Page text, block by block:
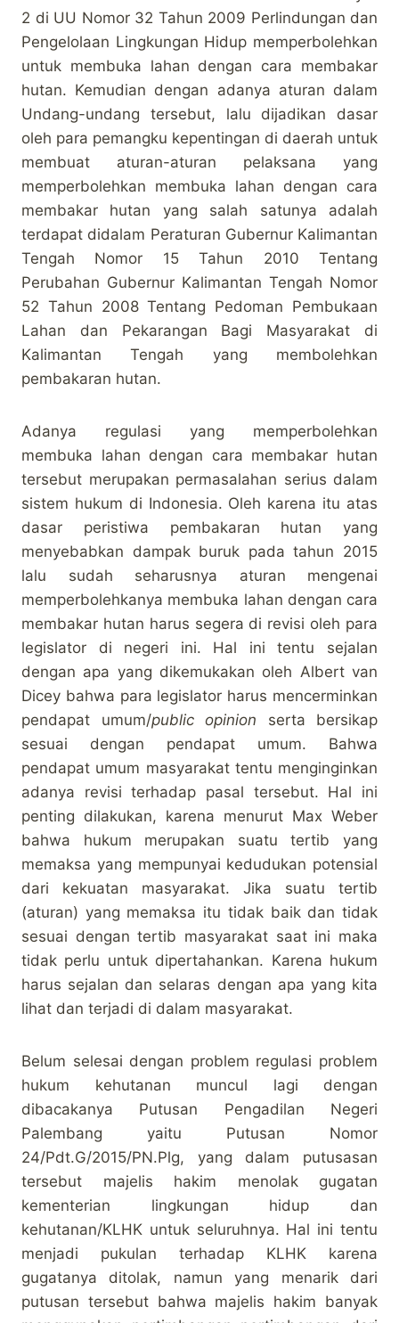
2 di UU Nomor 32 Tahun 2009 Perlindungan dan
Pengelolaan Lingkungan Hidup memperbolehkan
untuk membuka lahan dengan cara membakar
hutan. Kemudian dengan adanya aturan dalam
Undang-undang tersebut, lalu dijadikan dasar
oleh para pemangku kepentingan di daerah untuk
membuat aturan-aturan pelaksana yang
memperbolehkan membuka lahan dengan cara
membakar hutan yang salah satunya adalah
terdapat didalam Peraturan Gubernur Kalimantan
Tengah Nomor 15 Tahun 2010 Tentang
Perubahan Gubernur Kalimantan Tengah Nomor
52 Tahun 2008 Tentang Pedoman Pembukaan
Lahan dan Pekarangan Bagi Masyarakat di
Kalimantan Tengah yang membolehkan
pembakaran hutan.
Adanya regulasi yang memperbolehkan
membuka lahan dengan cara membakar hutan
tersebut merupakan permasalahan serius dalam
sistem hukum di Indonesia. Oleh karena itu atas
dasar peristiwa pembakaran hutan yang
menyebabkan dampak buruk pada tahun 2015
lalu sudah seharusnya aturan mengenai
memperbolehkanya membuka lahan dengan cara
membakar hutan harus segera di revisi oleh para
legislator di negeri ini. Hal ini tentu sejalan
dengan apa yang dikemukakan oleh Albert van
Dicey bahwa para legislator harus mencerminkan
pendapat umum/public opinion serta bersikap
sesuai dengan pendapat umum. Bahwa
pendapat umum masyarakat tentu menginginkan
adanya revisi terhadap pasal tersebut. Hal ini
penting dilakukan, karena menurut Max Weber
bahwa hukum merupakan suatu tertib yang
memaksa yang mempunyai kedudukan potensial
dari kekuatan masyarakat. Jika suatu tertib
(aturan) yang memaksa itu tidak baik dan tidak
sesuai dengan tertib masyarakat saat ini maka
tidak perlu untuk dipertahankan. Karena hukum
harus sejalan dan selaras dengan apa yang kita
lihat dan terjadi di dalam masyarakat.
Belum selesai dengan problem regulasi problem
hukum kehutanan muncul lagi dengan
dibacakanya Putusan Pengadilan Negeri
Palembang yaitu Putusan Nomor
24/Pdt.G/2015/PN.Plg, yang dalam putusasan
tersebut majelis hakim menolak gugatan
kementerian lingkungan hidup dan
kehutanan/KLHK untuk seluruhnya. Hal ini tentu
menjadi pukulan terhadap KLHK karena
gugatanya ditolak, namun yang menarik dari
putusan tersebut bahwa majelis hakim banyak